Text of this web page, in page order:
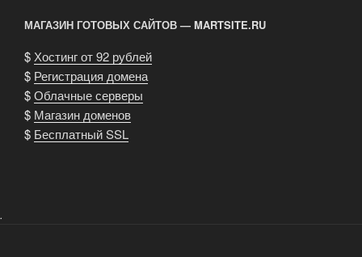
собираюсь
просить
за
Уинки
Райта.
Пусть
сам
МАГАЗИН ГОТОВЫХ САЙТОВ — MARTSITE.RU
$ Хостинг от 92 рублей
$ Регистрация домена
$Облачные серверы
$ Магазин доменов
$ Бесплатный SSL
.